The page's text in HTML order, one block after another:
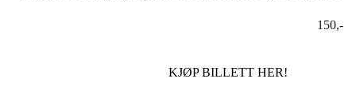
150,-
KJØP BILLETT HER!